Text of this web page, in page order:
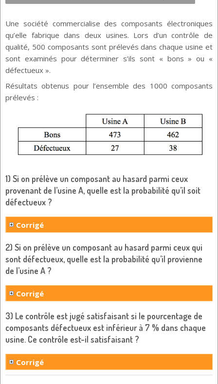
Une société commercialise des composants électroniques
qu’elle fabrique dans deux usines. Lors d’un contrôle de
qualité, 500 composants sont prélevés dans chaque usine et
sont examinés pour déterminer s’ils sont « bons » ou «
défectueux ».
Résultats obtenus pour l’ensemble des 1000 composants
prélevés :
1) Si on prélève un composant au hasard parmi ceux
provenant de l’usine A, quelle est la probabilité qu’il soit
défectueux ?
Corrigé
2) Si on prélève un composant au hasard parmi ceux qui
sont défectueux, quelle est la probabilité qu’il provienne
de l’usine A ?
Corrigé
3) Le contrôle est jugé satisfaisant si le pourcentage de
composants défectueux est inférieur à 7 % dans chaque
usine. Ce contrôle est-il satisfaisant ?
Corrigé